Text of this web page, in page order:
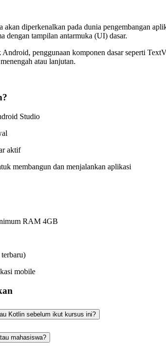
diperkenalkan pada dunia pengembangan
dengan tampilan antarmuka (UI) dasar.
Android, penggunaan komponen dasar seperti
atau lanjutan.
Studio
aktif
membangun dan menjalankan aplikasi
RAM 4GB
mobile
Kotlin sebelum ikut kursus ini?
mahasiswa?